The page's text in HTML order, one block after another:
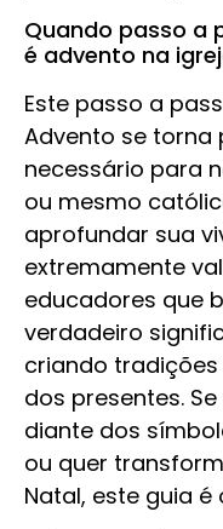
Quando passo a
é advento na
Este passo a
Advento se
necessário para
ou mesmo
aprofundar sua
extremamente
educadores que
verdadeiro
criando
dos presentes.
diante dos
ou quer
Natal, este guia